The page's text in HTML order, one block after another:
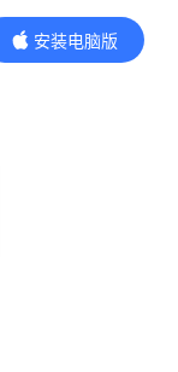
安装电脑版
内容更精彩